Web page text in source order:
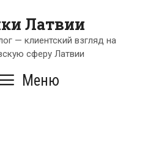
Латвии
— клиентский взгляд на
сферу Латвии
Меню